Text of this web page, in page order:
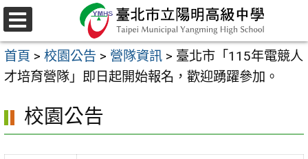
跳
至
主
要
容
區
選
單
首頁 > 校園公告 > 營隊資訊 > 臺北市「115年電競人
才培育營隊」即日起開始報名，歡迎踴躍參加。
校園公告